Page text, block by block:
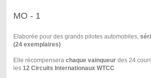
MO - 1
Elaborée pour des grands pilotes automobiles,
(24 exemplaires)
Elle récompensera chaque vainqueurdes 24
les 12 Circuits Internationaux WTCC